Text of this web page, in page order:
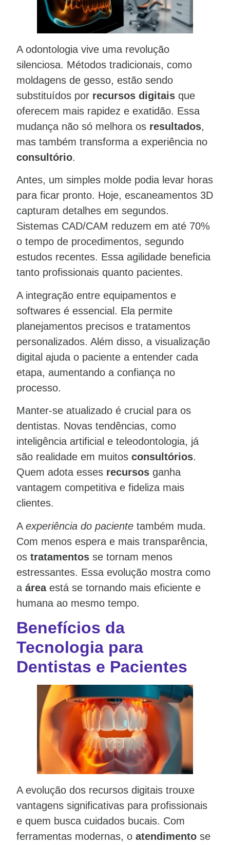
A odontologia vive uma revolução
silenciosa. Métodos tradicionais, como
moldagens de gesso, estão sendo
substituídos por recursos digitais que
oferecem mais rapidez e exatidão. Essa
mudança não só melhora os resultados,
mas também transforma a experiência no
consultório.
Antes, um simples molde podia levar horas
para ficar pronto. Hoje, escaneamentos 3D
capturam detalhes em segundos.
Sistemas CAD/CAM reduzem em até 70%
o tempo de procedimentos, segundo
estudos recentes. Essa agilidade beneficia
tanto profissionais quanto pacientes.
A integração entre equipamentos e
softwares é essencial. Ela permite
planejamentos precisos e tratamentos
personalizados. Além disso, a visualização
digital ajuda o paciente a entender cada
etapa, aumentando a confiança no
processo.
Manter-se atualizado é crucial para os
dentistas. Novas tendências, como
inteligência artificial e teleodontologia, já
são realidade em muitos consultórios.
Quem adota esses recursos ganha
vantagem competitiva e fideliza mais
clientes.
A experiência do paciente também muda.
Com menos espera e mais transparência,
os tratamentos se tornam menos
estressantes. Essa evolução mostra como
a áreaestá se tornando mais eficiente e
humana ao mesmo tempo.
Benefícios da
Tecnologia para
Dentistas e Pacientes
A evolução dos recursos digitais trouxe
vantagens significativas para profissionais
e quem busca cuidados bucais. Com
ferramentas modernas, o atendimento se